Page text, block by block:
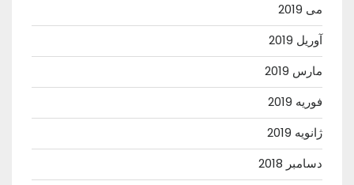
می 2019
آوریل 2019
مارس 2019
فوریه 2019
ژانویه 2019
دسامبر 2018